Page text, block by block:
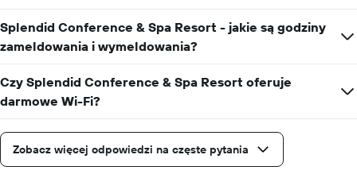
Splendid Conference & Spa Resort - jakie są godziny
zameldowania i wymeldowania?
Czy Splendid Conference & Spa Resort oferuje
darmowe Wi-Fi?
Zobacz więcej odpowiedzi na częste pytania